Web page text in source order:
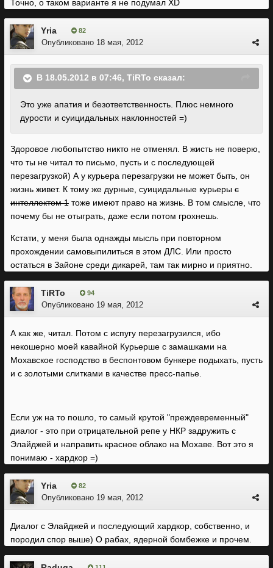
Точно, о таком варианте я не подумал XD
Yria 82
Опубликовано 18 мая, 2012
В 18.05.2012 в 07:46, TiRTo сказал:
Это уже апатия и безответственность. Плюс немного
дурости и суицидальных наклонностей =)
Здоровое любопытство никто не отменял. В жисть не поверю,
что ты не читал то письмо, пусть и с последующей
перезагрузкой) А у курьера перезагрузки не может быть, он
жизнь живет. К тому же дурные, суицидальные курьеры с
интеллектом 1 тоже имеют право на жизнь. В том смысле, что
почему бы не отыграть, даже если потом грохнешь.
Кстати, у меня была однажды мысль при повторном
прохождении самовыпилиться в этом ДЛС. Или просто
остаться в Зайоне среди дикарей, там так мирно и приятно.
TiRTo 94
Опубликовано 19 мая, 2012
А как же, читал. Потом с испугу перезагрузился, ибо
некошерно моей кавайной Курьерше с замашками на
Мохавское господство в беспонтовом бункере подыхать, пусть
и с золотыми слитками в качестве пресс-папье.
Если уж на то пошло, то самый крутой "преждевременный"
диалог - это при отрицательной репе у НКР задружить с
Элайджей и направить красное облако на Мохаве. Вот это я
понимаю - хардкор =)
Yria 82
Опубликовано 19 мая, 2012
Диалог с Элайджей и последующий хардкор, собственно, и
породил спор выше) О рабах, ядерной бомбежке и прочем.